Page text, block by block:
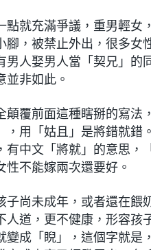
就充滿爭議，重男輕女
，被禁止外出，很多女
人娶男人當「契兄」的
非如此。
覆前面這種瞎掰的寫法
用「姑且」是將錯就錯
中文「將就」的意思，
不能嫁兩次還要好。
尚未成年，或者還在餵
人道，更不健康，形容孩
成「睨」，這個字就是